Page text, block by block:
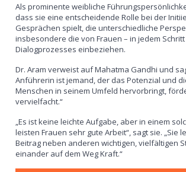
Als prominente weibliche
dass sie eine entscheidende Rolle bei der
Gesprächen spielt, die unterschiedliche
insbesondere die von Frauen – in jedem
Dialogprozesses einbeziehen.
Dr. Aram verweist auf Mahatma Gandhi und
Anführerin ist jemand, der das Potenzial und
Menschen in seinem Umfeld hervorbringt,
vervielfacht.“
„Es ist keine leichte Aufgabe, aber in einem
leisten Frauen sehr gute Arbeit“, sagt sie. „Sie
Beitrag neben anderen wichtigen, vielfältigen
einander auf dem Weg Kraft.“